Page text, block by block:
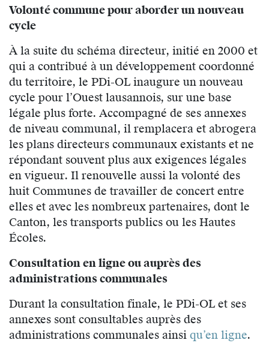
Volonté commune pour aborder un nouveau
cycle
À la suite du schéma directeur, initié en 2000 et
qui a contribué à un développement coordonné
du territoire, le PDi-OL inaugure un nouveau
cycle pour l’Ouest lausannois, sur une base
légale plus forte. Accompagné de ses annexes
de niveau communal, il remplacera et abrogera
les plans directeurs communaux existants et ne
répondant souvent plus aux exigences légales
en vigueur. Il renouvelle aussi la volonté des
huit Communes de travailler de concert entre
elles et avec les nombreux partenaires, dont le
Canton, les transports publics ou les Hautes
Écoles.
Consultation en ligne ou auprès des
administrations communales
Durant la consultation finale, le PDi-OL et ses
annexes sont consultables auprès des
administrations communales ainsi qu’en ligne.